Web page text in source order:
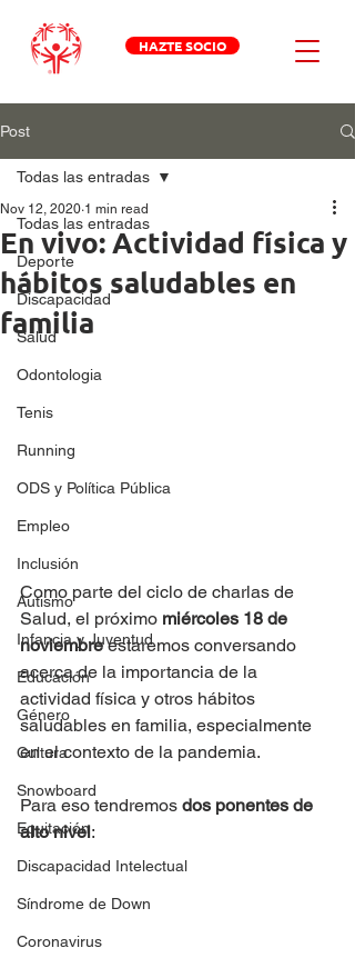
HAZTE SOCIO
Post
Todas las entradas
Deporte
Discapacidad
Salud
Odontologia
Tenis
Running
ODS y Política Pública
Empleo
Inclusión
Autismo
Infancia y Juventud
Educación
Género
Cultura
Snowboard
Equitación
Discapacidad Intelectual
Síndrome de Down
Coronavirus
Todas las entradas
En vivo: Actividad física y
hábitos saludables en
familia
Nov 12, 2020 1 min read
Como parte del ciclo de charlas de
Salud, el próximo miércoles 18 de
noviembre estaremos conversando
acerca de la importancia de la
actividad física y otros hábitos
saludables en familia, especialmente
en el contexto de la pandemia.
Para eso tendremos dos ponentes de
alto nivel: